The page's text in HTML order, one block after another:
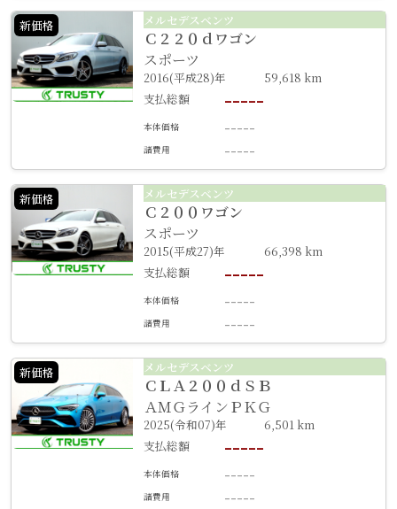
新価格 メルセデスベンツ
Ｃ２２０ｄワゴン
スポーツ
2016(平成28)年
59,618 km
支払総額
-----
本体価格 -----
諸費用 -----
新価格 メルセデスベンツ
Ｃ２００ワゴン
スポーツ
2015(平成27)年
66,398 km
支払総額
-----
本体価格 -----
諸費用 -----
新価格 メルセデスベンツ
ＣＬＡ２００ｄＳＢ
ＡＭＧラインＰＫＧ
2025(令和07)年
6,501 km
支払総額
-----
本体価格 -----
諸費用 -----